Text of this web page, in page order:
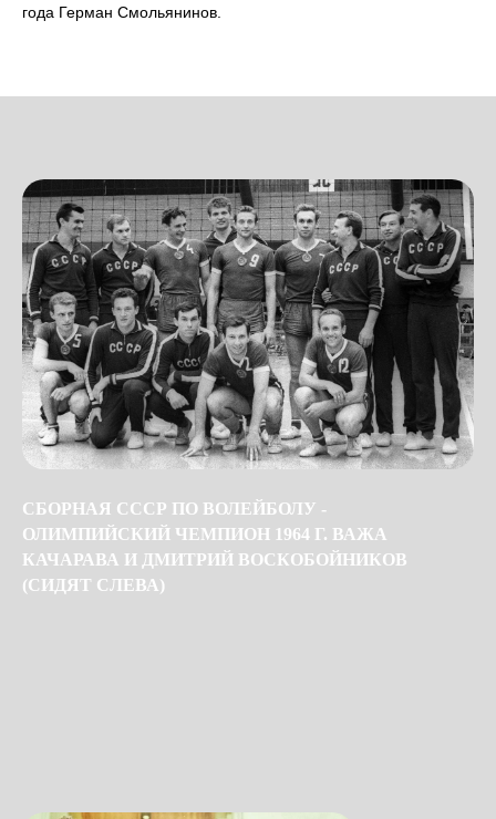
года Герман Смольянинов.
СБОРНАЯ СССР ПО ВОЛЕЙБОЛУ -
ОЛИМПИЙСКИЙ ЧЕМПИОН 1964 Г. ВАЖА
КАЧАРАВА И ДМИТРИЙ ВОСКОБОЙНИКОВ
(СИДЯТ СЛЕВА)